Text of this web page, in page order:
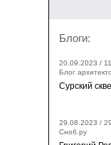
Блоги:
20.09.2023 /
Блог
Сурский
29.08.2023 /
Сноб.ру